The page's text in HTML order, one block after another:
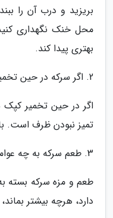
محل خنک نگهداری
بهتری پیدا کند.
2. اگر سرکه در حین تخمیر کپک زد، باید چه کنیم؟
اگر در حین تخمیر کپک
تمیز نبودن ظرف است.
3. طعم سرکه به چه عواملی بستگی دارد؟
طعم و مزه سرکه بسته
دارد، هرچه بیشتر